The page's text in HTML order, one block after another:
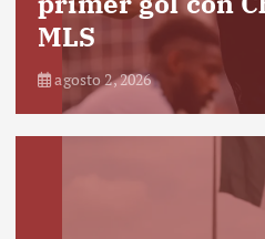
MLS
agosto 2, 2026